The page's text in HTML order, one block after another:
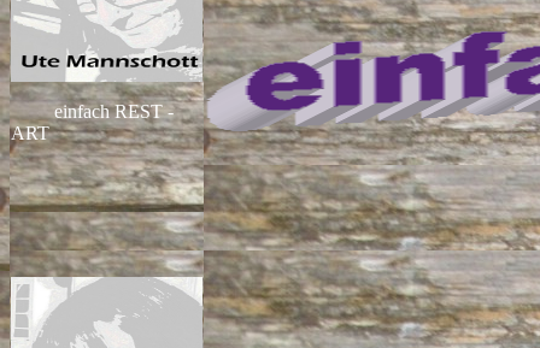
einfach REST -
ART